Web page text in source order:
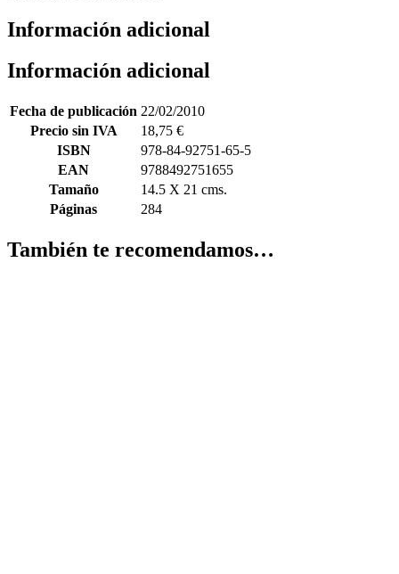
Información adicional
Información adicional
Fecha de publicación 22/02/2010
Precio sin IVA
18,75 €
ISBN
978-84-92751-65-5
EAN
9788492751655
Tamaño
14.5 X 21 cms.
Páginas
284
También te recomendamos…